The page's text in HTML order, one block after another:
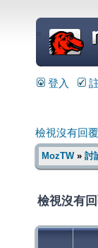
=
登入
檢視沒有回
MozTW» 討
檢視沒有